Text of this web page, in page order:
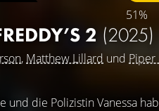
51%
2 (2025)
, Matthew Lillard und Piper
und die Polizistin Vanessa